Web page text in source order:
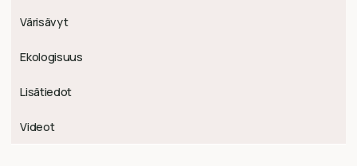
Värisävyt
Ekologisuus
Lisätiedot
Videot